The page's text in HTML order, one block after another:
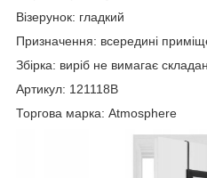
Візерунок: гладкий
Призначення: всередині
Збірка: виріб не вимагає
Артикул: 121118B
Торгова марка: Atmosphere